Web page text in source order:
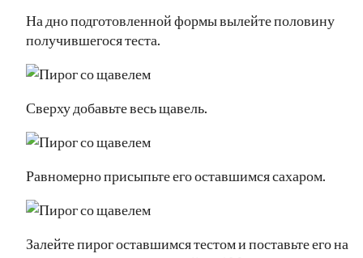
На дно подготовленной формы вылейте половину
получившегося теста.
Сверху добавьте весь щавель.
Равномерно присыпьте его оставшимся сахаром.
Залейте пирог оставшимся тестом и поставьте его на